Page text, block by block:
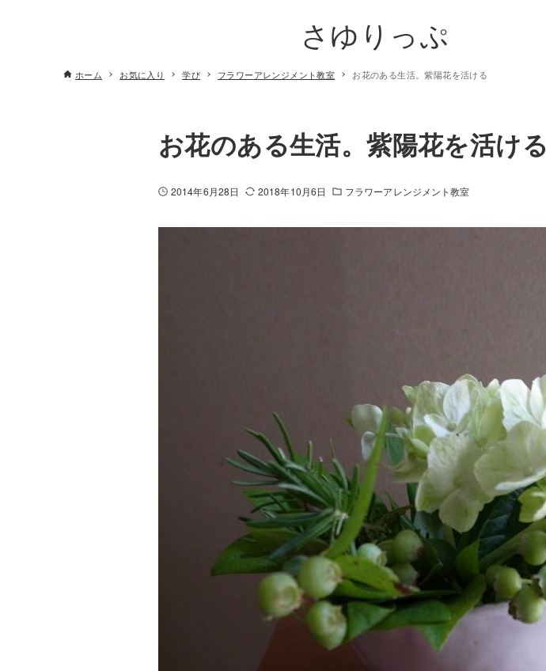
さゆりっぷ
ホーム お気に入り 学び フラワーアレンジメント教室 お花のある生活。紫陽花を活ける
お花のある生活。紫陽花を活ける
2014年6月28日 2018年10月6日 フラワーアレンジメント教室